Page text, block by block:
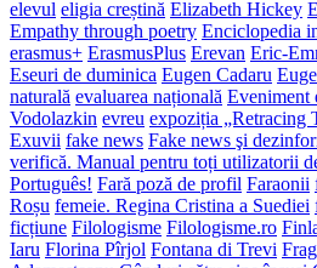
elevul eligia creștină Elizabeth Hickey
Empathy through poetry Enciclopedia
erasmus+ ErasmusPlus Erevan Eric-
Eseuri de duminica Eugen Cadaru
naturală evaluarea națională Eveniment
Vodolazkin evreu expoziția „Retracing
Exuvii fake news Fake news şi
verifică. Manual pentru toți utilizatorii
Português! Fară poză de profil Faraonii
Roșu femeie. Regina Cristina a Suediei
ficțiune Filologisme Filologisme.ro
Iaru Florina Pîrjol Fontana di Trevi